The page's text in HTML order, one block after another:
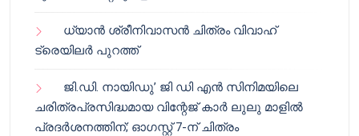
ധ്യാൻ ശ്രീനിവാസൻ ചിത്രം വിവാഹ്
ട്രെയിലർ പുറത്ത്
ജി.ഡി. നായിഡു’ ജി ഡി എൻ സിനിമയിലെ
ചരിത്രപ്രസിദ്ധമായ വിന്റേജ് കാർ ലുലു മാളിൽ
പ്രദർശനത്തിന്; ഓഗസ്റ്റ് 7-ന് ചിത്രം